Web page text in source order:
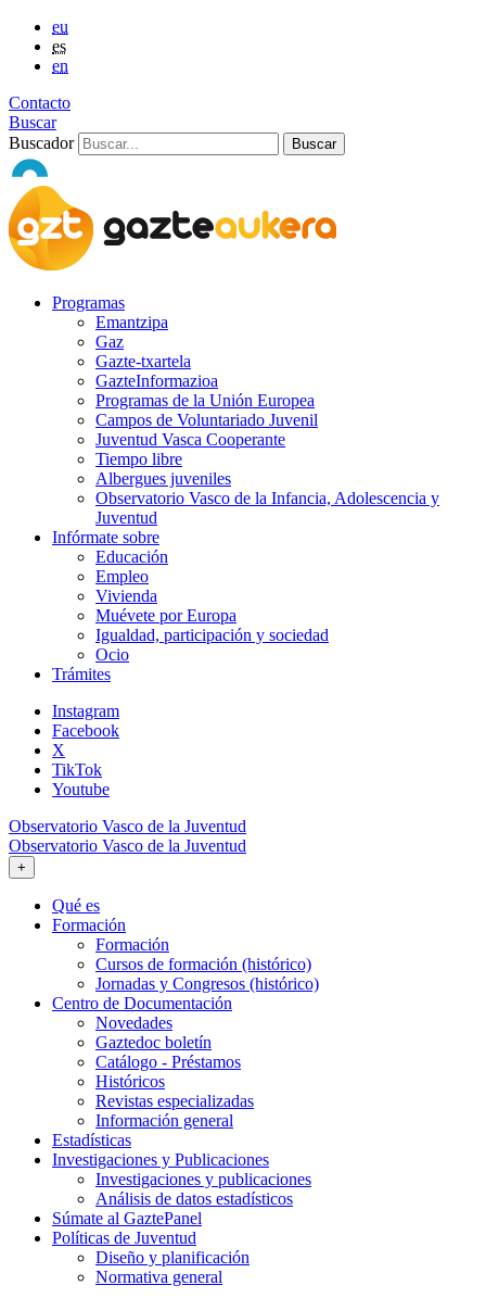
eu
es
en
Contacto
Buscar
Buscador
Programas
Emantzipa
Gaz
Gazte-txartela
GazteInformazioa
Programas de la Unión Europea
Campos de Voluntariado Juvenil
Juventud Vasca Cooperante
Tiempo libre
Albergues juveniles
Observatorio Vasco de la Infancia, Adolescencia y
Juventud
Infórmate sobre
Educación
Empleo
Vivienda
Muévete por Europa
Igualdad, participación y sociedad
Ocio
Trámites
Instagram
Facebook
X
TikTok
Youtube
Observatorio Vasco de la Juventud
Observatorio Vasco de la Juventud
+
Qué es
Formación
Formación
Cursos de formación (histórico)
Jornadas y Congresos (histórico)
Centro de Documentación
Novedades
Gaztedoc boletín
Catálogo - Préstamos
Históricos
Revistas especializadas
Información general
Estadísticas
Investigaciones y Publicaciones
Investigaciones y publicaciones
Análisis de datos estadísticos
Súmate al GaztePanel
Políticas de Juventud
Diseño y planificación
Normativa general